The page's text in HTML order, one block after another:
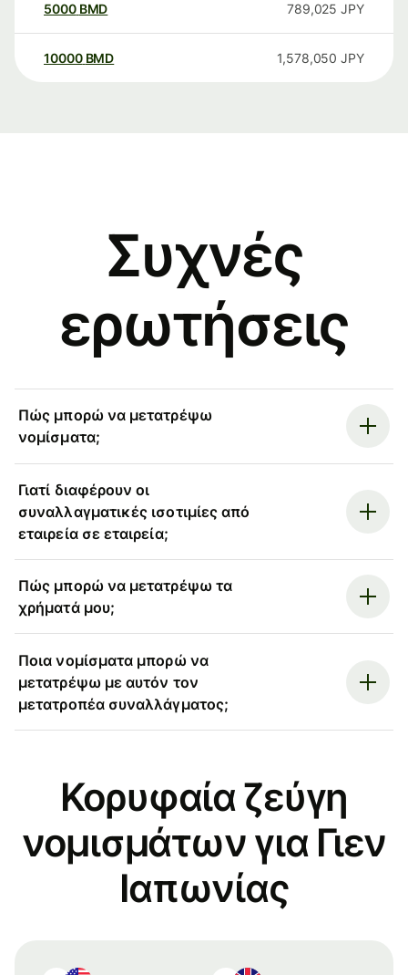
5000 BMD 789,025 JPY
10000 BMD 1,578,050 JPY
Συχνές
ερωτήσεις
Πώς μπορώ να μετατρέψω
νομίσματα;
Γιατί διαφέρουν οι
συναλλαγματικές ισοτιμίες από
εταιρεία σε εταιρεία;
Πώς μπορώ να μετατρέψω τα
χρήματά μου;
Ποια νομίσματα μπορώ να
μετατρέψω με αυτόν τον
μετατροπέα συναλλάγματος;
Κορυφαία ζεύγη
νομισμάτων για Γιεν
Ιαπωνίας